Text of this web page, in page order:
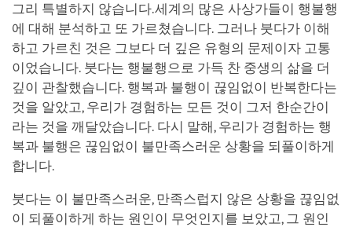
그리 특별하지 않습니다.세계의 많은 사상가들이 행불행
에 대해 분석하고 또 가르쳤습니다. 그러나 붓다가 이해
하고 가르친 것은 그보다 더 깊은 유형의 문제이자 고통
이었습니다. 붓다는 행불행으로 가득 찬 중생의 삶을 더
깊이 관찰했습니다. 행복과 불행이 끊임없이 반복한다는
것을 알았고, 우리가 경험하는 모든 것이 그저 한순간이
라는 것을 깨달았습니다. 다시 말해, 우리가 경험하는 행
복과 불행은 끊임없이 불만족스러운 상황을 되풀이하게
합니다.
붓다는 이 불만족스러운, 만족스럽지 않은 상황을 끊임없
이 되풀이하게 하는 원인이 무엇인지를 보았고, 그 원인